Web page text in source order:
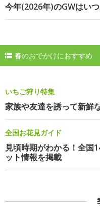
今年(2026年)のGWはい
春のおでかけにおすすめ
いちご狩り特集
家族や友達を誘って新鮮
全国お花見ガイド
見頃時期がわかる！全国
ット情報を掲載